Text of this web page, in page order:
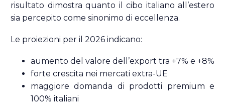
risultato dimostra quanto il cibo italiano all’estero
sia percepito come sinonimo di eccellenza.
Le proiezioni per il 2026 indicano:
aumento del valore dell’export tra +7% e +8%
forte crescita nei mercati extra-UE
maggiore domanda di prodotti premium e
100% italiani